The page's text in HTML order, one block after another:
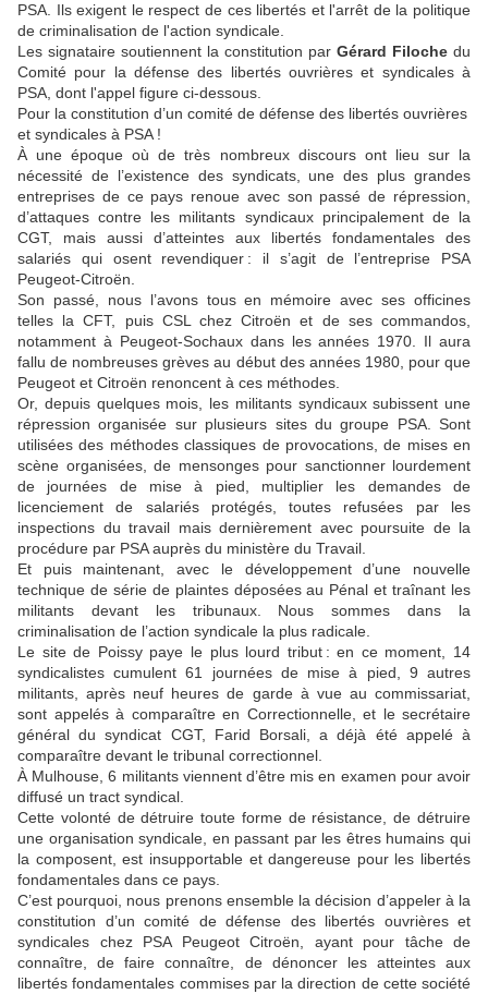
PSA. Ils exigent le respect de ces libertés et l'arrêt de la politique
de criminalisation de l'action syndicale.
Les signataire soutiennent la constitution par Gérard Filoche du
Comité pour la défense des libertés ouvrières et syndicales à
PSA, dont l'appel figure ci-dessous.
Pour la constitution d’un comité de défense des libertés ouvrières
et syndicales à PSA !
À une époque où de très nombreux discours ont lieu sur la
nécessité de l’existence des syndicats, une des plus grandes
entreprises de ce pays renoue avec son passé de répression,
d’attaques contre les militants syndicaux principalement de la
CGT, mais aussi d’atteintes aux libertés fondamentales des
salariés qui osent revendiquer : il s’agit de l’entreprise PSA
Peugeot-Citroën.
Son passé, nous l’avons tous en mémoire avec ses officines
telles la CFT, puis CSL chez Citroën et de ses commandos,
notamment à Peugeot-Sochaux dans les années 1970. Il aura
fallu de nombreuses grèves au début des années 1980, pour que
Peugeot et Citroën renoncent à ces méthodes.
Or, depuis quelques mois, les militants syndicaux subissent une
répression organisée sur plusieurs sites du groupe PSA. Sont
utilisées des méthodes classiques de provocations, de mises en
scène organisées, de mensonges pour sanctionner lourdement
de journées de mise à pied, multiplier les demandes de
licenciement de salariés protégés, toutes refusées par les
inspections du travail mais dernièrement avec poursuite de la
procédure par PSA auprès du ministère du Travail.
Et puis maintenant, avec le développement d’une nouvelle
technique de série de plaintes déposées au Pénal et traînant les
militants devant les tribunaux. Nous sommes dans la
criminalisation de l’action syndicale la plus radicale.
Le site de Poissy paye le plus lourd tribut : en ce moment, 14
syndicalistes cumulent 61 journées de mise à pied, 9 autres
militants, après neuf heures de garde à vue au commissariat,
sont appelés à comparaître en Correctionnelle, et le secrétaire
général du syndicat CGT, Farid Borsali, a déjà été appelé à
comparaître devant le tribunal correctionnel.
À Mulhouse, 6 militants viennent d’être mis en examen pour avoir
diffusé un tract syndical.
Cette volonté de détruire toute forme de résistance, de détruire
une organisation syndicale, en passant par les êtres humains qui
la composent, est insupportable et dangereuse pour les libertés
fondamentales dans ce pays.
C’est pourquoi, nous prenons ensemble la décision d’appeler à la
constitution d’un comité de défense des libertés ouvrières et
syndicales chez PSA Peugeot Citroën, ayant pour tâche de
connaître, de faire connaître, de dénoncer les atteintes aux
libertés fondamentales commises par la direction de cette société